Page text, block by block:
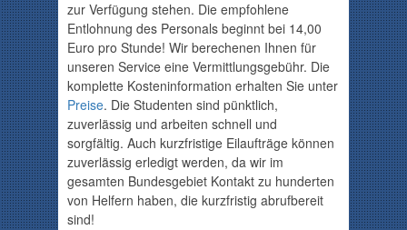
zur Verfügung stehen. Die empfohlene
Entlohnung des Personals beginnt bei 14,00
Euro pro Stunde! Wir berechenen Ihnen für
unseren Service eine Vermittlungsgebühr. Die
komplette Kosteninformation erhalten Sie unter
Preise. Die Studenten sind pünktlich,
zuverlässig und arbeiten schnell und
sorgfältig. Auch kurzfristige Eilaufträge können
zuverlässig erledigt werden, da wir im
gesamten Bundesgebiet Kontakt zu hunderten
von Helfern haben, die kurzfristig abrufbereit
sind!